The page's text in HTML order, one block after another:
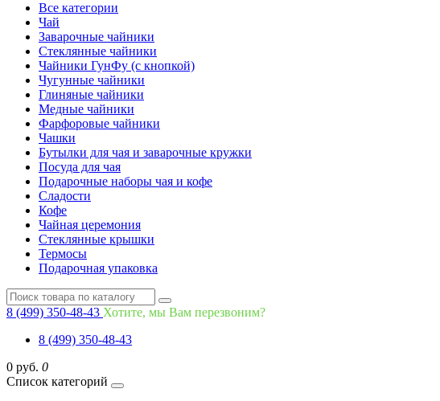
Все категории
Чай
Заварочные чайники
Стеклянные чайники
Чайники ГунФу (с кнопкой)
Чугунные чайники
Глиняные чайники
Медные чайники
Фарфоровые чайники
Чашки
Бутылки для чая и заварочные кружки
Посуда для чая
Подарочные наборы чая и кофе
Сладости
Кофе
Чайная церемония
Стеклянные крышки
Термосы
Подарочная упаковка
8 (499) 350-48-43 Хотите, мы Вам перезвоним?
8 (499) 350-48-43
0 руб. 0
Список категорий